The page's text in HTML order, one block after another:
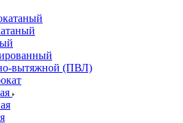
вытяжной (ПВЛ)